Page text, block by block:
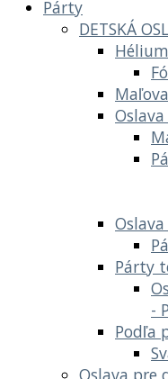
Párty
DETSKÁ
Párty
-
Podľa
Oslava pre